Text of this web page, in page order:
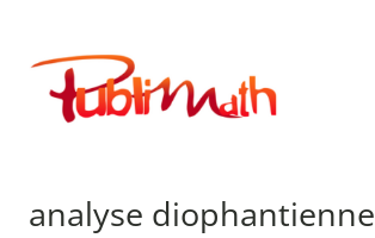
contenu
Publimath
analyse diophantienne